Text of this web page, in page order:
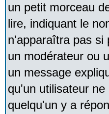
un petit morceau
lire, indiquant le
n'apparaîtra pas si
un modérateur ou
un message
qu'un utilisateur
quelqu'un y a